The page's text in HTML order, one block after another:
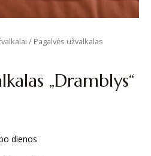
/ Pagalvės užvalkalas
„Dramblys“
dienos